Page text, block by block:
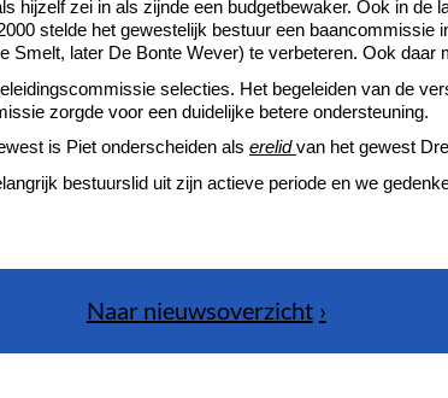
hijzelf zei in als zijnde een budgetbewaker. Ook in de
stelde het gewestelijk bestuur een baancommissie
Smelt, later De Bonte Wever) te verbeteren. Ook daar
selecties. Het begeleiden van de
zorgde voor een duidelijke betere ondersteuning.
is Piet onderscheiden als erelidvan het gewest
bestuurslid uit zijn actieve periode en we
Naar nieuwsoverzicht